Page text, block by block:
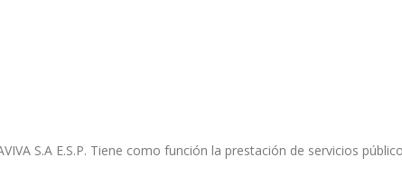
S.A E.S.P. Tiene como función la prestación de servicios